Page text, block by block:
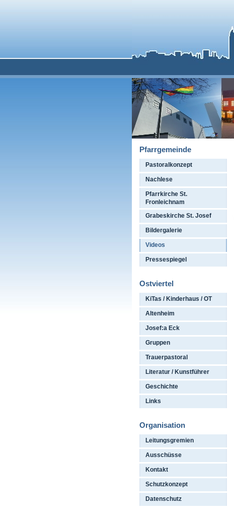
Pfarrgemeinde
Pastoralkonzept
Nachlese
Pfarrkirche St.
Fronleichnam
Grabeskirche St. Josef
Bildergalerie
Videos
Pressespiegel
Ostviertel
KiTas / Kinderhaus / OT
Altenheim
Josef:a Eck
Gruppen
Trauerpastoral
Literatur / Kunstführer
Geschichte
Links
Organisation
Leitungsgremien
Ausschüsse
Kontakt
Schutzkonzept
Datenschutz